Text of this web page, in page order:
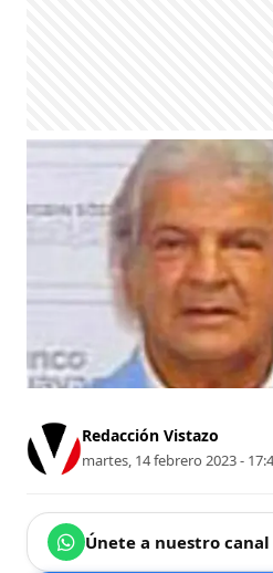
Redacción Vistazo
martes, 14 febrero 2023 -
Únete a nuestro